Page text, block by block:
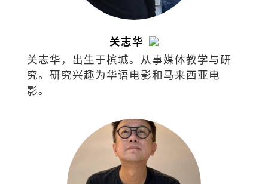
关志华
关志华，出生于槟城。从事媒体教学与研
究。研究兴趣为华语电影和马来西亚电
影。